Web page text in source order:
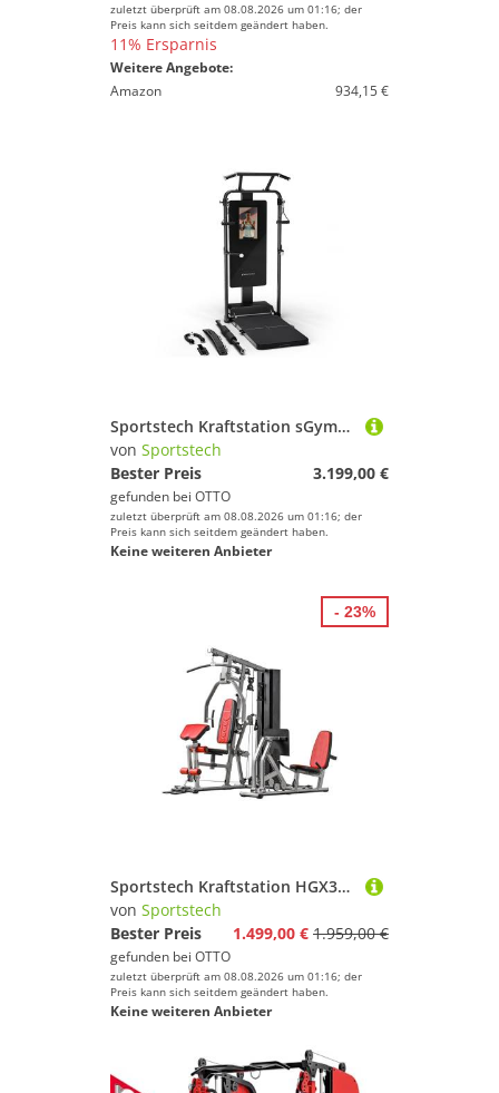
zuletzt überprüft am 08.08.2026 um 01:16; der
Preis kann sich seitdem geändert haben.
11% Ersparnis
Weitere Angebote:
Amazon
934,15 €
Sportstech Kraftstation sGymPro, (All-in-One Trainingsstation), Elektronischer Widerstand, 21″ Touch-Display mit STL App
von Sportstech
Bester Preis
3.199,00 €
gefunden bei OTTO
zuletzt überprüft am 08.08.2026 um 01:16; der
Preis kann sich seitdem geändert haben.
Keine weiteren Anbieter
Sportstech Kraftstation HGX300, 50+ Übungen, Beinpresse, 16 Gewichtsblöcke
von Sportstech
Bester Preis
1.499,00 € 1.959,00 €
gefunden bei OTTO
zuletzt überprüft am 08.08.2026 um 01:16; der
Preis kann sich seitdem geändert haben.
Keine weiteren Anbieter
- 23%